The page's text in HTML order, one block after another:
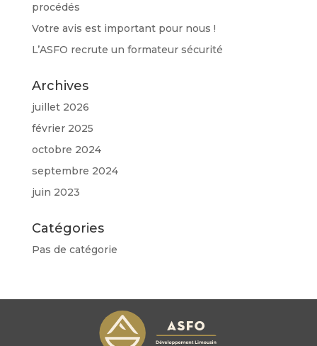
procédés
Votre avis est important pour nous !
L’ASFO recrute un formateur sécurité
Archives
juillet 2026
février 2025
octobre 2024
septembre 2024
juin 2023
Catégories
Pas de catégorie